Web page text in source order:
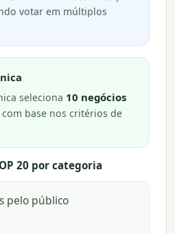
votar em múltiplos
seleciona 10 negócios
com base nos critérios de
20 por categoria
pelo público